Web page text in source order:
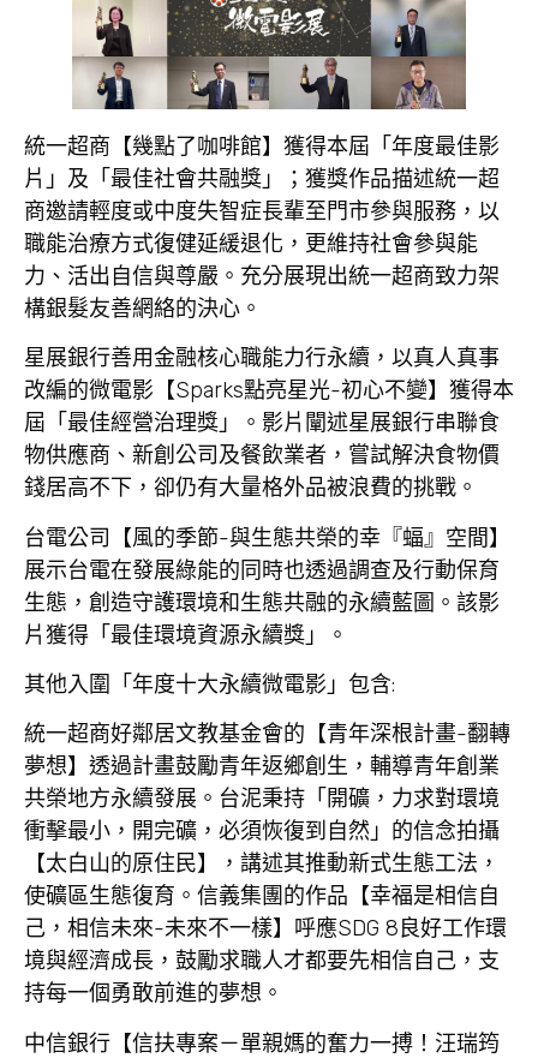
統一超商【幾點了咖啡館】獲得本屆「年度最佳影
片」及「最佳社會共融獎」；獲獎作品描述統一超
商邀請輕度或中度失智症長輩至門市參與服務，以
職能治療方式復健延緩退化，更維持社會參與能
力、活出自信與尊嚴。充分展現出統一超商致力架
構銀髮友善網絡的決心。
星展銀行善用金融核心職能力行永續，以真人真事
改編的微電影【Sparks點亮星光-初心不變】獲得本
屆「最佳經營治理獎」。影片闡述星展銀行串聯食
物供應商、新創公司及餐飲業者，嘗試解決食物價
錢居高不下，卻仍有大量格外品被浪費的挑戰。
台電公司【風的季節-與生態共榮的幸『蝠』空間】
展示台電在發展綠能的同時也透過調查及行動保育
生態，創造守護環境和生態共融的永續藍圖。該影
片獲得「最佳環境資源永續獎」。
其他入圍「年度十大永續微電影」包含:
統一超商好鄰居文教基金會的【青年深根計畫-翻轉
夢想】透過計畫鼓勵青年返鄉創生，輔導青年創業
共榮地方永續發展。台泥秉持「開礦，力求對環境
衝擊最小，開完礦，必須恢復到自然」的信念拍攝
【太白山的原住民】，講述其推動新式生態工法，
使礦區生態復育。信義集團的作品【幸福是相信自
己，相信未來-未來不一樣】呼應SDG 8良好工作環
境與經濟成長，鼓勵求職人才都要先相信自己，支
持每一個勇敢前進的夢想。
中信銀行【信扶專案－單親媽的奮力一搏！汪瑞筠